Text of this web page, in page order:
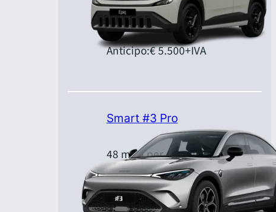
Canone:€ 399,00+IVA/mese
Anticipo:€ 5.500+IVA
Smart #3 Pro
48 mesi per 40.000 km
Canone:€ 459,00+IVA/mese